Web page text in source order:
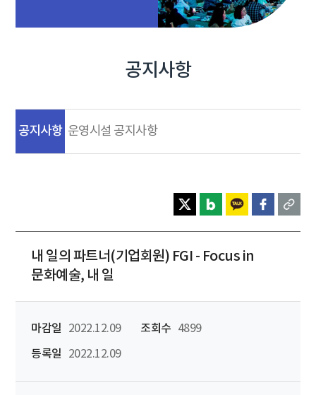
공지사항
공지사항 운영시설 공지사항
내 일의 파트너(기업회원) FGI - Focus in
문화예술, 내 일
마감일 2022.12.09 조회수
4899
등록일
2022.12.09